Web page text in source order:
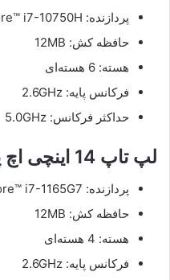
پردازنده: Core™ i7-10750H
حافظه‌ کش: 12MB
هسته: 6 هسته‌ای
فرکانس پایه: 2.6GHz
حداکثر فرکانس: 5.0GHz
لپ تاپ 14 اینچی اچ پی Spectre x360
پردازنده: Core™ i7-1165G7
حافظه‌ کش: 12MB
هسته: 4 هسته‌ای
فرکانس پایه: 2.6GHz